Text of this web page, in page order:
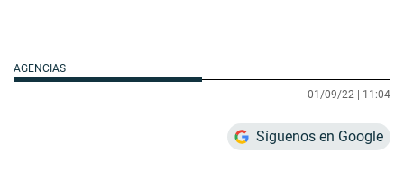
AGENCIAS
01/09/22 | 11:04
Síguenos en Google